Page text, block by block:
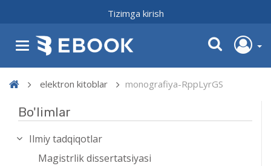
Tizimga kirish
elektron kitoblar monografiya-RppLyrGS
Bo'limlar
Ilmiy tadqiqotlar
Magistrlik dissertatsiyasi